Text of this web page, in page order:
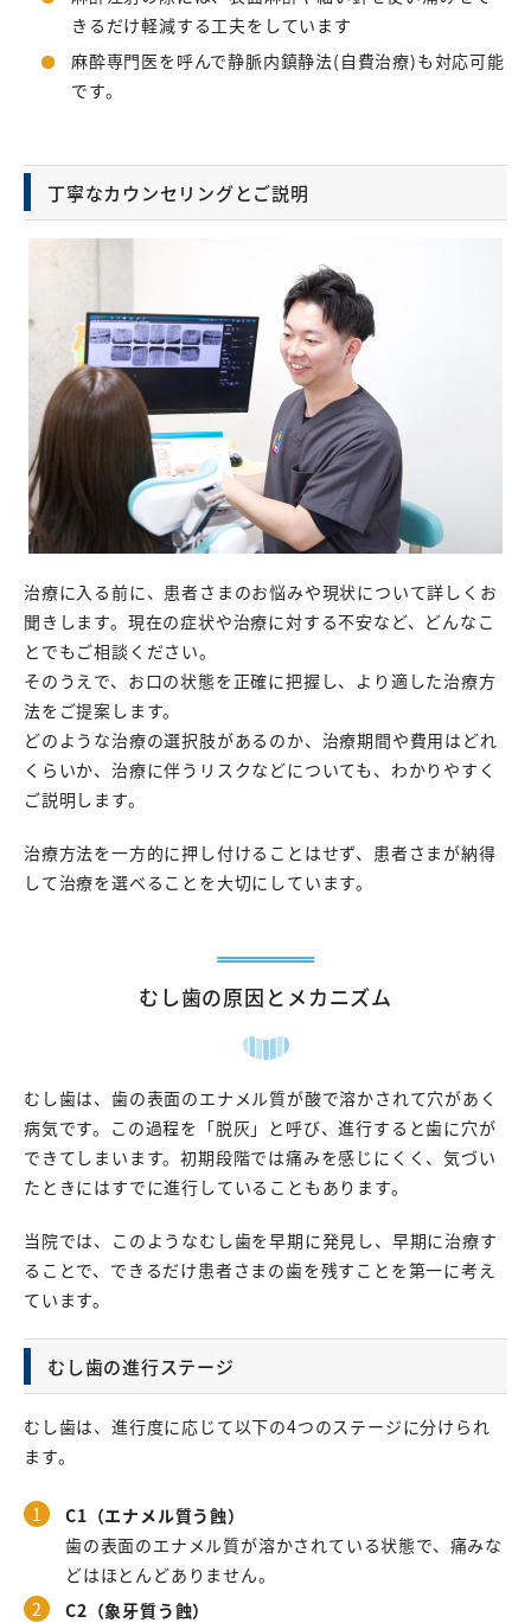
きるだけ軽減する工夫をしています
麻酔専門医を呼んで静脈内鎮静法(自費治療)も対応可能
です。
丁寧なカウンセリングとご説明
治療に入る前に、患者さまのお悩みや現状について詳しくお
聞きします。現在の症状や治療に対する不安など、どんなこ
とでもご相談ください。
そのうえで、お口の状態を正確に把握し、より適した治療方
法をご提案します。
どのような治療の選択肢があるのか、治療期間や費用はどれ
くらいか、治療に伴うリスクなどについても、わかりやすく
ご説明します。
治療方法を一方的に押し付けることはせず、患者さまが納得
して治療を選べることを大切にしています。
むし歯の原因とメカニズム
むし歯は、歯の表面のエナメル質が酸で溶かされて穴があく
病気です。この過程を「脱灰」と呼び、進行すると歯に穴が
できてしまいます。初期段階では痛みを感じにくく、気づい
たときにはすでに進行していることもあります。
当院では、このようなむし歯を早期に発見し、早期に治療す
ることで、できるだけ患者さまの歯を残すことを第一に考え
ています。
むし歯の進行ステージ
むし歯は、進行度に応じて以下の4つのステージに分けられ
ます。
C1（エナメル質う蝕）
歯の表面のエナメル質が溶かされている状態で、痛みな
どはほとんどありません。
C2（象牙質う蝕）